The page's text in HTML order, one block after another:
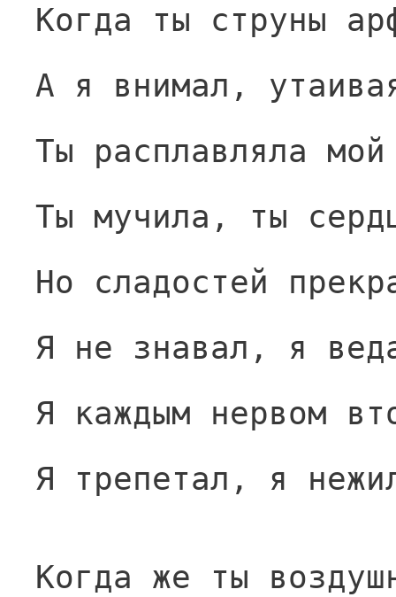
Когда ты струны
А я внимал,
Ты расплавляла
Ты мучила, ты
Но сладостей
Я не знавал, я
Я каждым нервом
Я трепетал, я
Когда же ты